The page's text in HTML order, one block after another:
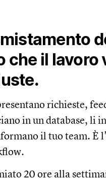
che il lavoro
richieste,
in un database, li
il tuo team. È
20 ore alla